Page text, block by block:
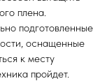
плена.
подготовленные
оснащенные
к месту
пройдет.